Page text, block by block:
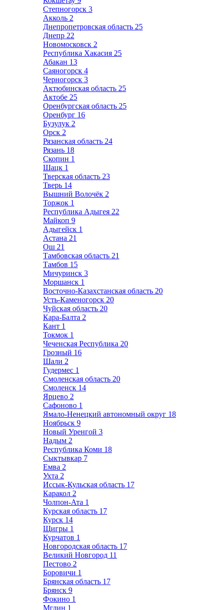
Степногорск 3
Акколь 2
Днепропетровская область 25
Днепр 22
Новомосковск 2
Республика Хакасия 25
Абакан 13
Саяногорск 4
Черногорск 3
Актюбинская область 25
Актобе 25
Оренбургская область 25
Оренбург 16
Бузулук 2
Орск 2
Рязанская область 24
Рязань 18
Скопин 1
Шацк 1
Тверская область 23
Тверь 14
Вышний Волочёк 2
Торжок 1
Республика Адыгея 22
Майкоп 9
Адыгейск 1
Астана 21
Ош 21
Тамбовская область 21
Тамбов 15
Мичуринск 3
Моршанск 1
Восточно-Казахстанская область 20
Усть-Каменогорск 20
Чуйская область 20
Кара-Балта 2
Кант 1
Токмок 1
Чеченская Республика 20
Грозный 16
Шали 2
Гудермес 1
Смоленская область 20
Смоленск 14
Ярцево 2
Сафоново 1
Ямало-Ненецкий автономный округ 18
Ноябрьск 9
Новый Уренгой 3
Надым 2
Республика Коми 18
Сыктывкар 7
Емва 2
Ухта 2
Иссык-Кульская область 17
Каракол 2
Чолпон-Ата 1
Курская область 17
Курск 14
Щигры 1
Курчатов 1
Новгородская область 17
Великий Новгород 11
Пестово 2
Боровичи 1
Брянская область 17
Брянск 9
Фокино 1
Мглин 1